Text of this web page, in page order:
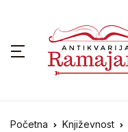
Početna Književnost